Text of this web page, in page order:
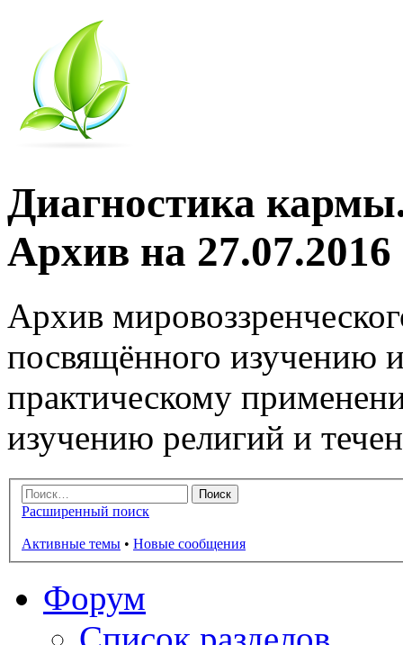
Диагностика
Архив на 27.07.2016
Архив
посвящённого изучению
практическому
изучению религий и
Расширенный поиск
Активные темы • Новые сообщения
Форум